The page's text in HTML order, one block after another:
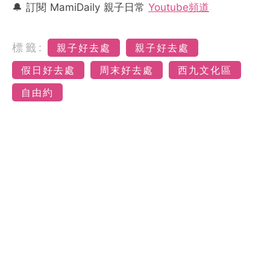
🔔 訂閱 MamiDaily 親子日常 Youtube頻道
標籤: 親子好去處
親子好去處
假日好去處
周末好去處
西九文化區
自由約